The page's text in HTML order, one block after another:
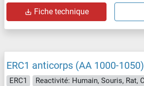
Fiche technique
ERC1 anticorps (AA 1000-1050)
ERC1